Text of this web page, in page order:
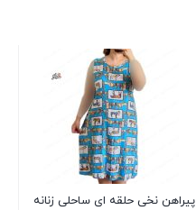
پیراهن نخی حلقه ای ساحلی زنانه